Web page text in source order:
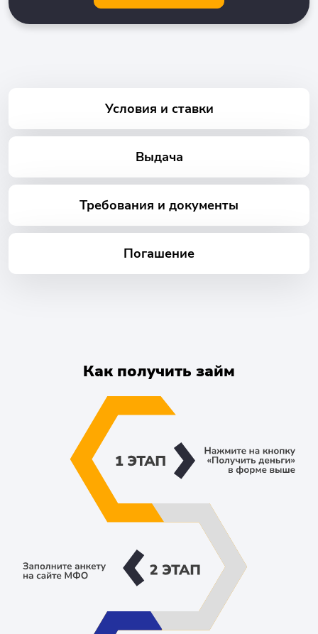
Условия и ставки
Выдача
Требования и документы
Погашение
Как получить займ